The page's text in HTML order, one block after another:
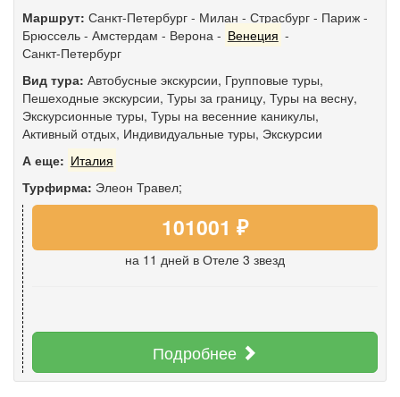
Маршрут: Санкт-Петербург - Милан - Страсбург - Париж -
Брюссель - Амстердам - Верона - Венеция -
Санкт-Петербург
Вид тура: Автобусные экскурсии, Групповые туры,
Пешеходные экскурсии, Туры за границу, Туры на весну,
Экскурсионные туры, Туры на весенние каникулы,
Активный отдых, Индивидуальные туры, Экскурсии
А еще: Италия
Турфирма: Элеон Травел;
101001 ₽
на 11 дней в Отеле 3 звезд
Подробнее